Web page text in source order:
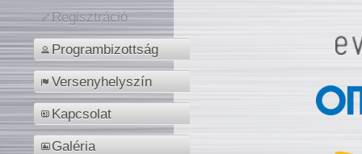
Regisztráció
Programbizottság
Versenyhelyszín
Kapcsolat
Galéria